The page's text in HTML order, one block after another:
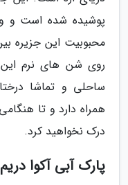
پوشیده شده است و
محبوبیت این جزیره
روی شن های نرم
ساحلی و تماشا
همراه دارد و تا
درک نخواهید کرد.
پارک آبی آکوا دریم